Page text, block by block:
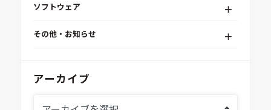
組込みソフトウェア開発プラットフォーム
システムシミュレーション
ソフトウェア
modeFRONTIER
その他・お知らせ
IDAJからのお知らせ
アーカイブ